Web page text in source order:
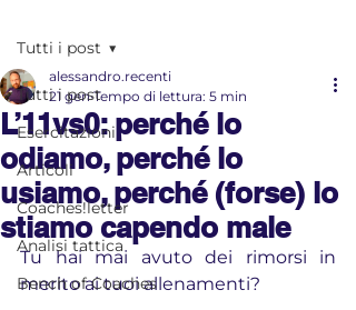
Tutti i post
Esercitazioni
Articoli
Coaches!letter
Analisi tattica
Bench of Coaches
Tutti i post
L’11vs0: perché lo
odiamo, perché lo
usiamo, perché (forse) lo
stiamo capendo male
alessandro.recenti
21 gen Tempo di lettura: 5 min
Tu hai mai avuto dei rimorsi in
merito ai tuoi allenamenti?